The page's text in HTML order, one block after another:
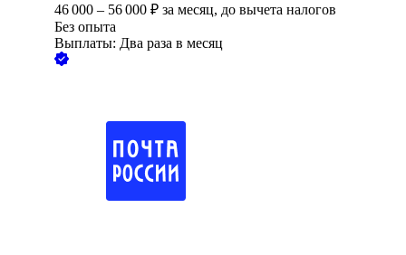
46 000 – 56 000 ₽ за месяц, до вычета налогов
Без опыта
Выплаты: Два раза в месяц